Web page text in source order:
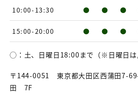
10:00-13:30 ● ● ●
15:00-20:00 ● ● ●
◯：土、日曜日18:00まで（※日曜日は
〒144-0051 東京都大田区西蒲田7-
田 7F